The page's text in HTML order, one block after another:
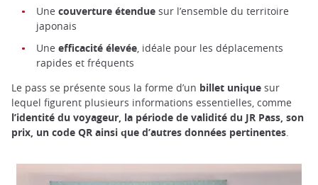
Une couverture étendue sur l’ensemble du territoire
japonais
Une efficacité élevée, idéale pour les déplacements
rapides et fréquents
Le pass se présente sous la forme d’un billet unique sur
lequel figurent plusieurs informations essentielles, comme
l’identité du voyageur, la période de validité du JR Pass, son
prix, un code QR ainsi que d’autres données pertinentes.